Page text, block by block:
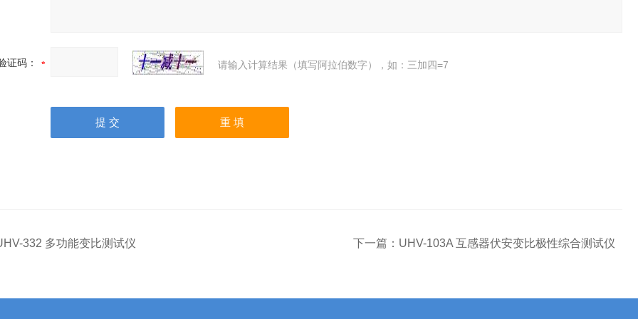
证码： 请输入计算结果（填写阿拉伯数字），如：三加四=7
332 多功能变比测试仪 下一篇： UHV-103A 互感器伏安变比极性综合测试仪